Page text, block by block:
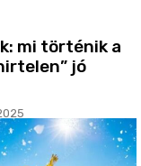
mi történik a
jó